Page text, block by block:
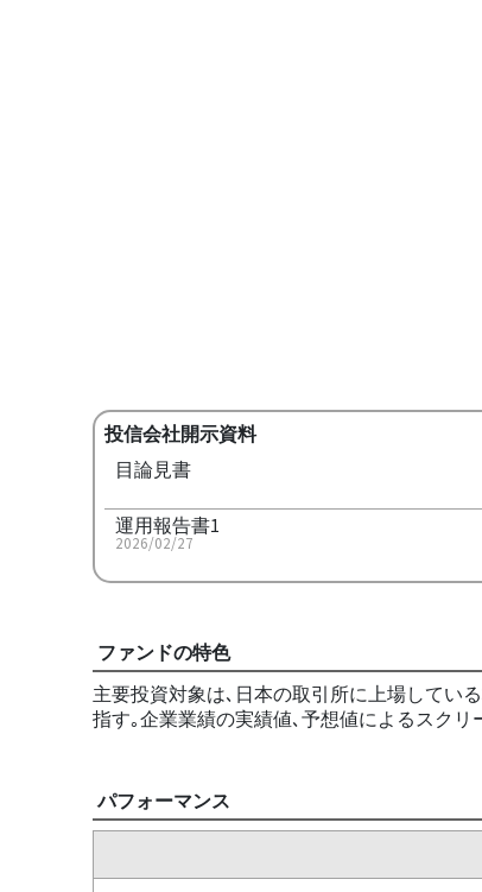
投信会社開示資料
目論見書
運用報告書1
2026/02/27
ファンドの特色
主要投資対象は､日本の取引所に上場してい
指す｡企業業績の実績値､予想値によるスク
パフォーマンス